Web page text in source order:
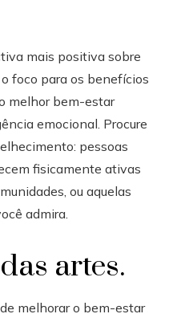
mais positiva sobre
foco para os benefícios
melhor bem-estar
emocional. Procure
pessoas
fisicamente ativas
ou aquelas
admira.
artes.
melhorar o bem-estar